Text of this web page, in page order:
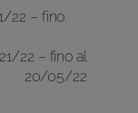
22 – fino
22 – fino al
20/05/22